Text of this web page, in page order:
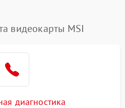
видеокарты MSI
диагностика